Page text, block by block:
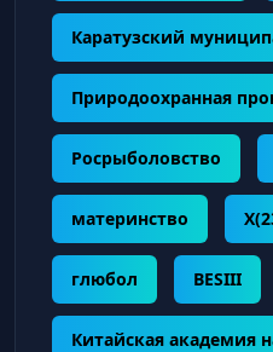
Каратузский
Природоохранная
Росрыболовство
материнство
глюбол BESIII
Китайская академия